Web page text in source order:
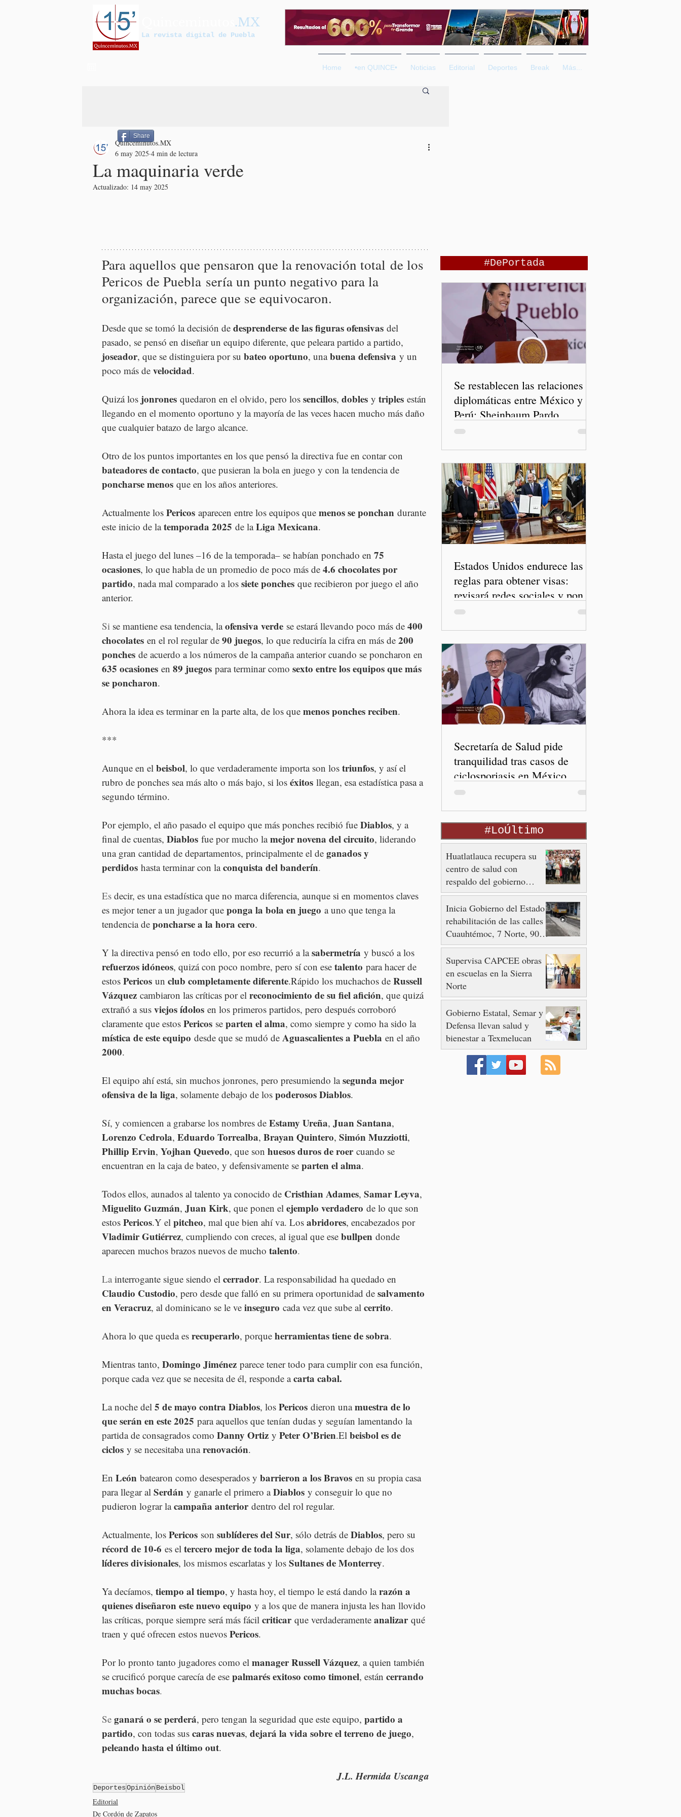
.MX
La revista digital de Puebla
Home •en QUINCE• Noticias Editorial Deportes Break Más...
La maquinaria verde
Quinceminutos.MX
6 may 2025 4 min de lectura
Actualizado: 14 may 2025
Para aquellos que pensaron que la renovación total de los
Pericos de Puebla sería un punto negativo para la
organización, parece que se equivocaron.
Desde que se tomó la decisión de desprenderse de las figuras ofensivas del
pasado, se pensó en diseñar un equipo diferente, que peleara partido a partido,
joseador, que se distinguiera por su bateo oportuno, una buena defensiva y un
poco más de velocidad.
Quizá los jonrones quedaron en el olvido, pero los sencillos, dobles y triples están
llegando en el momento oportuno y la mayoría de las veces hacen mucho más daño
que cualquier batazo de largo alcance.
Otro de los puntos importantes en los que pensó la directiva fue en contar con
bateadores de contacto, que pusieran la bola en juego y con la tendencia de
poncharse menos que en los años anteriores.
Actualmente los Pericos aparecen entre los equipos que menos se ponchan durante
este inicio de la temporada 2025 de la Liga Mexicana.
Hasta el juego del lunes –16 de la temporada– se habían ponchado en 75
ocasiones, lo que habla de un promedio de poco más de 4.6 chocolates por
partido, nada mal comparado a los siete ponches que recibieron por juego el año
anterior.
Si se mantiene esa tendencia, la ofensiva verde se estará llevando poco más de 400
chocolates en el rol regular de 90 juegos, lo que reduciría la cifra en más de 200
ponches de acuerdo a los números de la campaña anterior cuando se poncharon en
635 ocasiones en 89 juegos para terminar como sexto entre los equipos que más
se poncharon.
Ahora la idea es terminar en la parte alta, de los que menos ponches reciben.
***
Aunque en el beisbol, lo que verdaderamente importa son los triunfos, y así el
rubro de ponches sea más alto o más bajo, si los éxitos llegan, esa estadística pasa a
segundo término.
Por ejemplo, el año pasado el equipo que más ponches recibió fue Diablos, y a
final de cuentas, Diablos fue por mucho la mejor novena del circuito, liderando
una gran cantidad de departamentos, principalmente el de ganados y
perdidos hasta terminar con la conquista del banderín.
Es decir, es una estadística que no marca diferencia, aunque si en momentos claves
es mejor tener a un jugador que ponga la bola en juego a uno que tenga la
tendencia de poncharse a la hora cero.
Y la directiva pensó en todo ello, por eso recurrió a la sabermetría y buscó a los
refuerzos idóneos, quizá con poco nombre, pero sí con ese talento para hacer de
estos Pericos un club completamente diferente.Rápido los muchachos de Russell
Vázquez cambiaron las críticas por el reconocimiento de su fiel afición, que quizá
extrañó a sus viejos ídolos en los primeros partidos, pero después corroboró
claramente que estos Pericos se parten el alma, como siempre y como ha sido la
mística de este equipo desde que se mudó de Aguascalientes a Puebla en el año
2000.
El equipo ahí está, sin muchos jonrones, pero presumiendo la segunda mejor
ofensiva de la liga, solamente debajo de los poderosos Diablos.
Sí, y comiencen a grabarse los nombres de Estamy Ureña, Juan Santana,
Lorenzo Cedrola, Eduardo Torrealba, Brayan Quintero, Simón Muzziotti,
Phillip Ervin, Yojhan Quevedo, que son huesos duros de roer cuando se
encuentran en la caja de bateo, y defensivamente se parten el alma.
Todos ellos, aunados al talento ya conocido de Cristhian Adames, Samar Leyva,
Miguelito Guzmán, Juan Kirk, que ponen el ejemplo verdadero de lo que son
estos Pericos.Y el pitcheo, mal que bien ahí va. Los abridores, encabezados por
Vladimir Gutiérrez, cumpliendo con creces, al igual que ese bullpen donde
aparecen muchos brazos nuevos de mucho talento.
La interrogante sigue siendo el cerrador. La responsabilidad ha quedado en
Claudio Custodio, pero desde que falló en su primera oportunidad de salvamento
en Veracruz, al dominicano se le ve inseguro cada vez que sube al cerrito.
Ahora lo que queda es recuperarlo, porque herramientas tiene de sobra.
Mientras tanto, Domingo Jiménez parece tener todo para cumplir con esa función,
porque cada vez que se necesita de él, responde a carta cabal.
La noche del 5 de mayo contra Diablos, los Pericos dieron una muestra de lo
que serán en este 2025 para aquellos que tenían dudas y seguían lamentando la
partida de consagrados como Danny Ortiz y Peter O’Brien.El beisbol es de
ciclos y se necesitaba una renovación.
En León batearon como desesperados y barrieron a los Bravos en su propia casa
para llegar al Serdán y ganarle el primero a Diablos y conseguir lo que no
pudieron lograr la campaña anterior dentro del rol regular.
Actualmente, los Pericos son sublíderes del Sur, sólo detrás de Diablos, pero su
récord de 10-6 es el tercero mejor de toda la liga, solamente debajo de los dos
líderes divisionales, los mismos escarlatas y los Sultanes de Monterrey.
Ya decíamos, tiempo al tiempo, y hasta hoy, el tiempo le está dando la razón a
quienes diseñaron este nuevo equipo y a los que de manera injusta les han llovido
las críticas, porque siempre será más fácil criticar que verdaderamente analizar qué
traen y qué ofrecen estos nuevos Pericos.
Por lo pronto tanto jugadores como el manager Russell Vázquez, a quien también
se crucificó porque carecía de ese palmarés exitoso como timonel, están cerrando
muchas bocas.
Se ganará o se perderá, pero tengan la seguridad que este equipo, partido a
partido, con todas sus caras nuevas, dejará la vida sobre el terreno de juego,
peleando hasta el último out.
J.L. Hermida Uscanga
DeportesOpiniónBeisbol
Editorial
De Cordón de Zapatos
Share
#DePortada
Se restablecen las relaciones
diplomáticas entre México y
Perú: Sheinbaum Pardo
Estados Unidos endurece las
reglas para obtener visas:
revisará redes sociales y pone
freno al Turismo de Nacimiento
Secretaría de Salud pide
tranquilidad tras casos de
ciclosporiasis en México
#LoÚltimo
Huatlatlauca recupera su
centro de salud con
respaldo del gobierno
estatal
Inicia Gobierno del Estado
rehabilitación de las calles
Cuauhtémoc, 7 Norte, 90 y
88 Poniente
Supervisa CAPCEE obras
en escuelas en la Sierra
Norte
Gobierno Estatal, Semar y
Defensa llevan salud y
bienestar a Texmelucan